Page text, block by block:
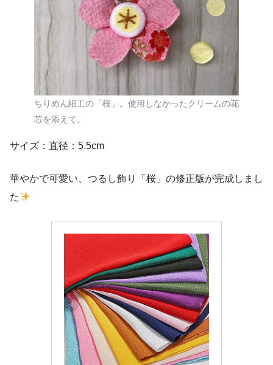
ちりめん細工の「桜」。使用しなかったクリームの花
芯を添えて。
サイズ：直径：5.5cm
華やかで可愛い、つるし飾り「桜」の修正版が完成しまし
た